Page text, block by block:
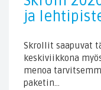
ja
Skrollit saapuvat
keskiviikkona
menoa
paketin…